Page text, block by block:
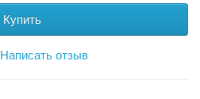
Купить
Написать отзыв